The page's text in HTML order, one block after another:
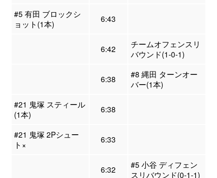
#5 有田 ブロックシ
ョット(1本)
6:43
6:42
チームオフェンスリ
バウンド(1-0-1)
6:38
#8 縄田 ターンオー
バー(1本)
#21 鬼塚 スティール
(1本)
6:38
#21 鬼塚 2Pシュー
ト×
6:33
6:32
#5 小谷 ディフェン
スリバウンド(0-1-1)